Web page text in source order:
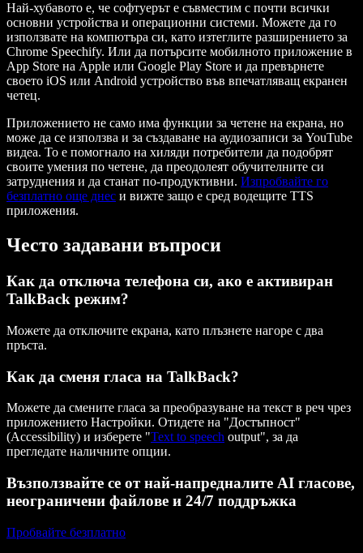
Най-хубавото е, че софтуерът е съвместим с почти всички
основни устройства и операционни системи. Можете да го
използвате на компютъра си, като изтеглите разширението за
Chrome Speechify. Или да потърсите мобилното приложение в
App Store на Apple или Google Play Store и да превърнете
своето iOS или Android устройство във впечатляващ екранен
четец.
Приложението не само има функции за четене на екрана, но
може да се използва и за създаване на аудиозаписи за YouTube
видеа. То е помогнало на хиляди потребители да подобрят
своите умения по четене, да преодолеят обучителните си
затруднения и да станат по-продуктивни. Изпробвайте го
безплатно още днес и вижте защо е сред водещите TTS
приложения.
Често задавани въпроси
Как да отключа телефона си, ако е активиран
TalkBack режим?
Можете да отключите екрана, като плъзнете нагоре с два
пръста.
Как да сменя гласа на TalkBack?
Можете да смените гласа за преобразуване на текст в реч чрез
приложението Настройки. Отидете на "Достъпност"
(Accessibility) и изберете "Text to speech output", за да
прегледате наличните опции.
Възползвайте се от най-напредналите AI гласове,
неограничени файлове и 24/7 поддръжка
Пробвайте безплатно